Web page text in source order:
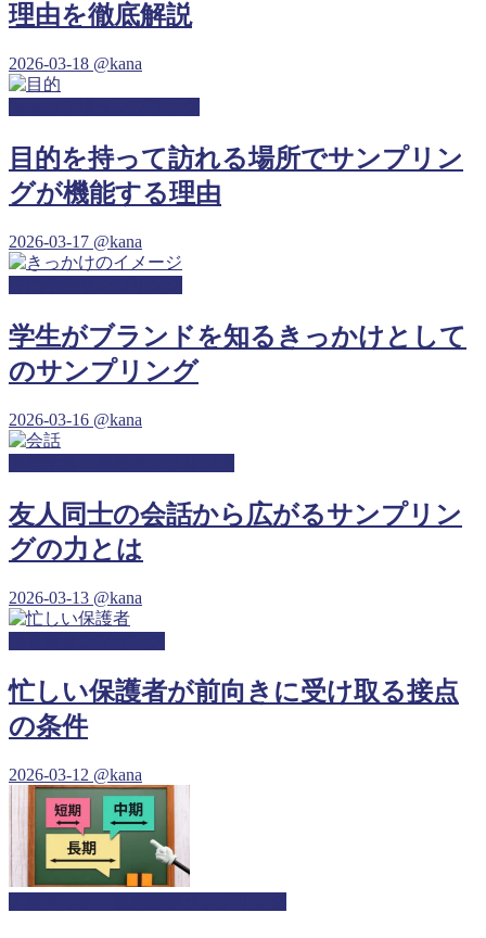
理由を徹底解説
2026-03-18 @kana
目的を持って訪れる場所でサンプリン
グが機能する理由
2026-03-17 @kana
学生がブランドを知るきっかけとして
のサンプリング
2026-03-16 @kana
友人同士の会話から広がるサンプリン
グの力とは
2026-03-13 @kana
忙しい保護者が前向きに受け取る接点
の条件
2026-03-12 @kana